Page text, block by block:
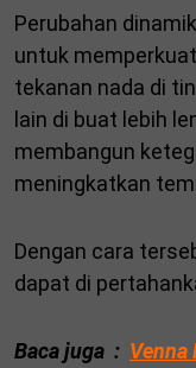
Perubahan
untuk
tekanan nada di
lain di buat lebih
membangun
meningkatkan
Dengan cara
dapat di
Baca juga : Venna